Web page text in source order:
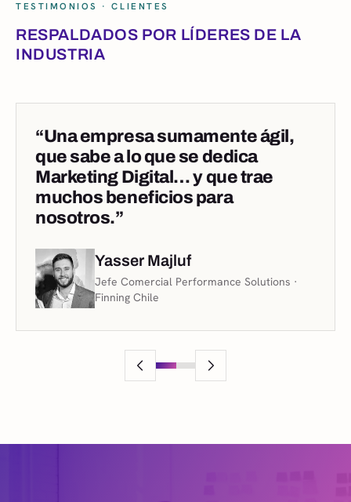
TESTIMONIOS · CLIENTES
RESPALDADOS POR LÍDERES DE LA
INDUSTRIA
“Una empresa sumamente ágil,
que sabe a lo que se dedica
Marketing Digital… y que trae
muchos beneficios para
nosotros.”
Yasser Majluf
Jefe Comercial Performance Solutions ·
Finning Chile
Castañeda Castignio
Gerente General · Grupo Modulor
Alejandra Ávila
Comunicación y Extensión · FCFM, U. de
Raimundo Illanes
Gerente General · Bionova S.A.